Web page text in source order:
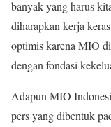
banyak yang harus
diharapkan kerja
optimis karena MIO
dengan fondasi
Adapun MIO
pers yang dibentuk